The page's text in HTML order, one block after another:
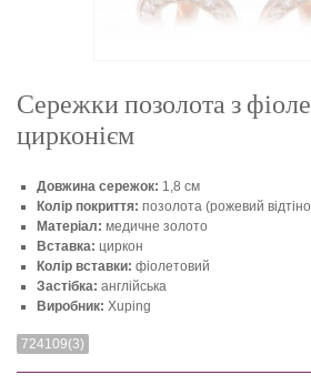
Сережки позолота з
цирконієм
Довжина сережок: 1,8 см
Колір покриття: позолота (рожевий
Матеріал: медичне золото
Вставка: циркон
Колір вставки: фіолетовий
Застібка: англійська
Виробник: Xuping
724109(3)